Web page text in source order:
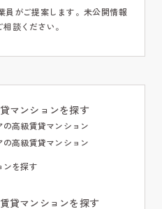
員がご提案します。未公開情報
談ください。
マンションを探す
高級賃貸マンション
高級賃貸マンション
ンを探す
貸マンションを探す